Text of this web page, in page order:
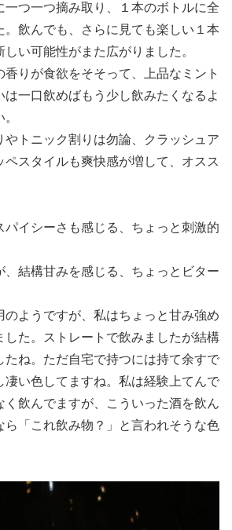
一つ一つ摘み取り、１本のボトルに全
。飲んでも、さらに見ても楽しい１本
い可能性がまた広がりました。
りが食欲をそそって、上品なミント
一口飲めばもう少し飲みたくなるよ
やトニック割りは勿論、クラッシュア
ペスタイルも爽快感が増して、オスス
パイシーさも感じる、ちょっと刺激的
、結構甘みを感じる、ちょっとビター
のようですが、私はちょっと甘み強め
した。ストレートで飲みましたが結構
たね。ただ自宅で持つには持て余すで
凄い色してますね。私は経験上てんで
く飲んでますが、こういった酒を飲ん
ら「これ飲み物？」と言われそうな色